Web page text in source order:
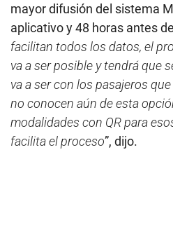
mayor difusión del sistema
aplicativo y 48 horas antes
facilitan todos los datos, el
va a ser posible y tendrá que
va a ser con los pasajeros
no conocen aún de esta
modalidades con QR para
facilita el proceso”, dijo.